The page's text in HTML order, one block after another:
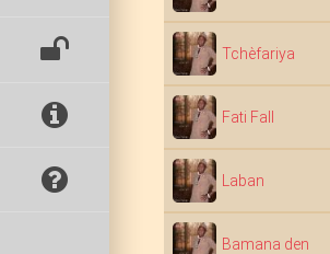
Tchèfariya
Fati Fall
Laban
Bamana den